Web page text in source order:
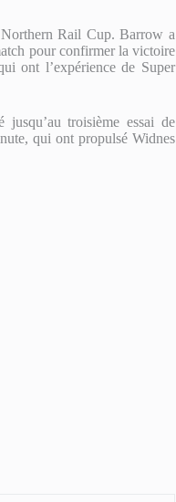
Northern Rail Cup. Barrow a
pour confirmer la victoire
ont l’expérience de Super
troisième essai de
qui ont propulsé Widnes